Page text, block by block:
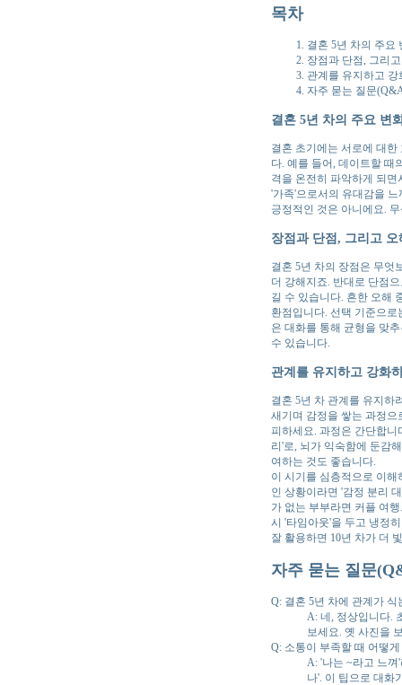
목차
결혼 5년 차의 주요
장점과 단점, 그리
관계를 유지하고
자주 묻는 질문
결혼 5년 차의 주요 변
결혼 초기에는 서로에 대
다. 예를 들어, 데이트할 때
격을 온전히 파악하게 되
'가족'으로서의 유대감을
긍정적인 것은 아니에요.
장점과 단점, 그리고 오
결혼 5년 차의 장점은 무엇
더 강해지죠. 반대로 단점
길 수 있습니다. 흔한 오해
환점입니다. 선택 기준으
은 대화를 통해 균형을 맞
수 있습니다.
관계를 유지하고 강화
결혼 5년 차 관계를 유지하
새기며 감정을 쌓는 과정
피하세요. 과정은 간단합니
리'로, 뇌가 익숙함에 둔감
여하는 것도 좋습니다.
이 시기를 심층적으로 이
인 상황이라면 '감정 분리
가 없는 부부라면 커플 여
시 '타임아웃'을 두고 냉정
잘 활용하면 10년 차가 더
자주 묻는 질문
Q: 결혼 5년 차에 관계가 식
A: 네, 정상입니다.
보세요. 옛 사진을
Q: 소통이 부족할 때 어떻
A: '나는 ~라고 느
나'. 이 팁으로 대화